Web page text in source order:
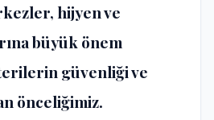
hijyen ve
büyük önem
güvenliği ve
önceliğimiz.